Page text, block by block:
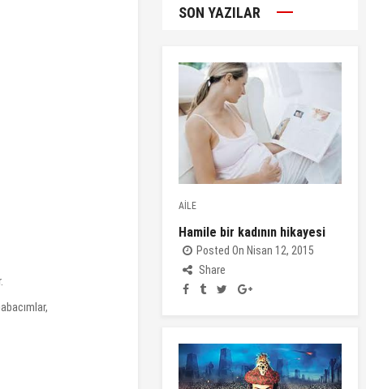
SON YAZILAR
AİLE
Hamile bir kadının hikayesi
Posted On Nisan 12, 2015
Share